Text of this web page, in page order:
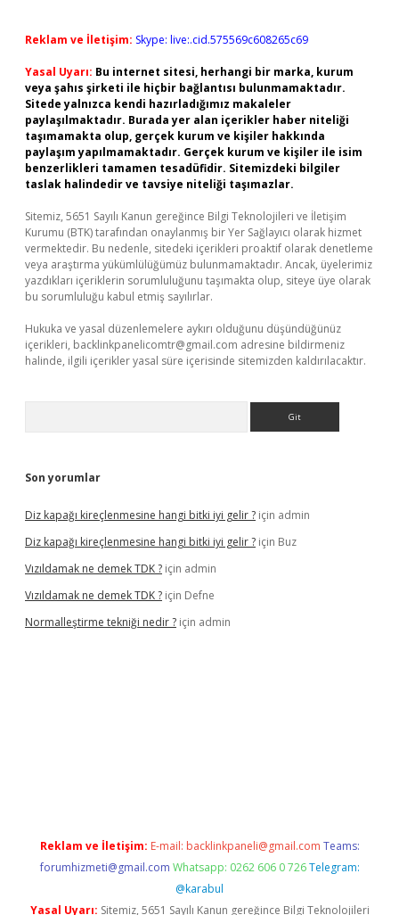
Reklam ve İletişim: Skype: live:.cid.575569c608265c69
Yasal Uyarı: Bu internet sitesi, herhangi bir marka, kurum
veya şahıs şirketi ile hiçbir bağlantısı bulunmamaktadır.
Sitede yalnızca kendi hazırladığımız makaleler
paylaşılmaktadır. Burada yer alan içerikler haber niteliği
taşımamakta olup, gerçek kurum ve kişiler hakkında
paylaşım yapılmamaktadır. Gerçek kurum ve kişiler ile isim
benzerlikleri tamamen tesadüfidir. Sitemizdeki bilgiler
taslak halindedir ve tavsiye niteliği taşımazlar.
Sitemiz, 5651 Sayılı Kanun gereğince Bilgi Teknolojileri ve İletişim
Kurumu (BTK) tarafından onaylanmış bir Yer Sağlayıcı olarak hizmet
vermektedir. Bu nedenle, sitedeki içerikleri proaktif olarak denetleme
veya araştırma yükümlülüğümüz bulunmamaktadır. Ancak, üyelerimiz
yazdıkları içeriklerin sorumluluğunu taşımakta olup, siteye üye olarak
bu sorumluluğu kabul etmiş sayılırlar.
Hukuka ve yasal düzenlemelere aykırı olduğunu düşündüğünüz
içerikleri, backlinkpanelicomtr@gmail.com adresine bildirmeniz
halinde, ilgili içerikler yasal süre içerisinde sitemizden kaldırılacaktır.
Son yorumlar
Diz kapağı kireçlenmesine hangi bitki iyi gelir ? için admin
Diz kapağı kireçlenmesine hangi bitki iyi gelir ? için Buz
Vızıldamak ne demek TDK ? için admin
Vızıldamak ne demek TDK ? için Defne
Normalleştirme tekniği nedir ? için admin
Reklam ve İletişim: E-mail: backlinkpaneli@gmail.com Teams:
forumhizmeti@gmail.com Whatsapp: 0262 606 0 726 Telegram:
@karabul
Yasal Uyarı: Sitemiz, 5651 Sayılı Kanun gereğince Bilgi Teknolojileri